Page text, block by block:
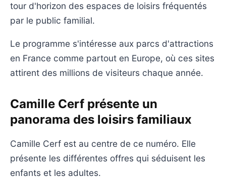
tour d'horizon des espaces de loisirs fréquentés
par le public familial.
Le programme s'intéresse aux parcs d'attractions
en France comme partout en Europe, où ces sites
attirent des millions de visiteurs chaque année.
Camille Cerf présente un
panorama des loisirs familiaux
Camille Cerf est au centre de ce numéro. Elle
présente les différentes offres qui séduisent les
enfants et les adultes.